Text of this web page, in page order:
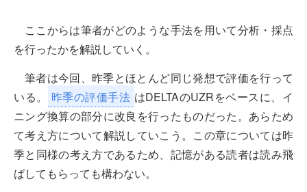
ここからは筆者がどのような手法を用いて分析・採点
を行ったかを解説していく。
筆者は今回、昨季とほとんど同じ発想で評価を行って
いる。
昨季の評価手法 はDELTAのUZRをベースに、イ
ニング換算の部分に改良を行ったものだった。あらため
て考え方について解説していこう。この章については昨
季と同様の考え方であるため、記憶がある読者は読み飛
ばしてもらっても構わない。